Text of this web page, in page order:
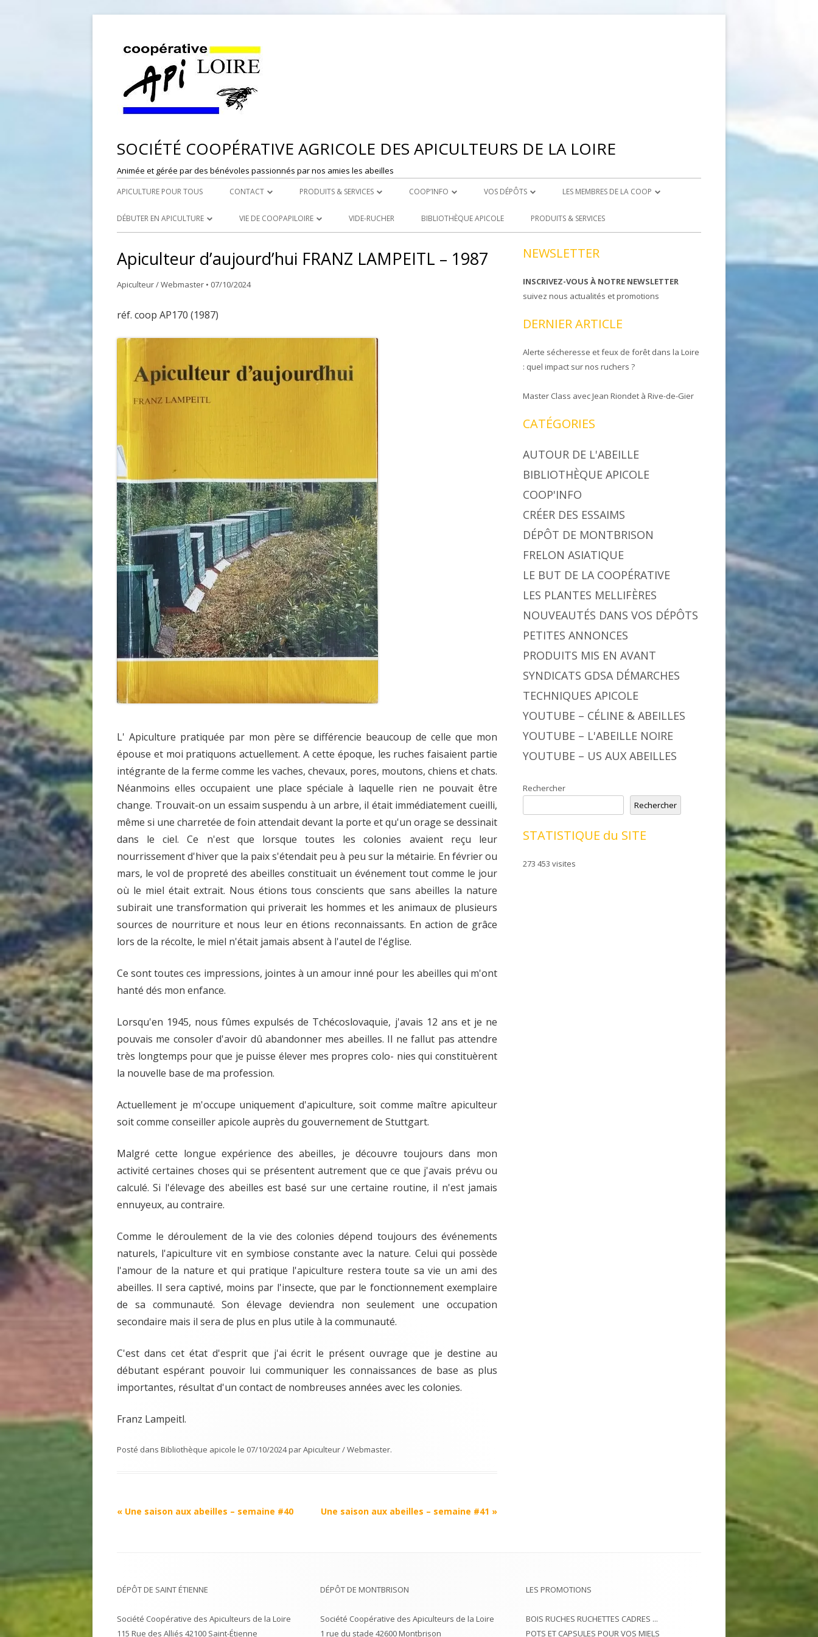
SOCIÉTÉ COOPÉRATIVE AGRICOLE DES APICULTEURS DE LA LOIRE
Animée et gérée par des bénévoles passionnés par nos amies les abeilles
APICULTURE POUR TOUS CONTACT
DÉPÔT DE MONTBRISON
PRODUITS & SERVICES
ROYAL CARE
COOP’INFO
DÉPOSER UNE ANNONCE
VOS DÉPÔTS
DEPOT DE ST ETIENNE
LES MEMBRES DE LA COOP
DEVENIR ADHÉRENT
DÉBUTER EN APICULTURE
LES RUCHERS ÉCOLES
MATÉRIEL POUR UNE PREMIÈRE
ACHAT VENTE ABEILLES
VIE DE COOPAPILOIRE VIDE-RUCHER BIBLIOTHÈQUE APICOLE PRODUITS & SERVICES
Apiculteur d’aujourd’hui FRANZ LAMPEITL – 1987
Apiculteur / Webmaster • 07/10/2024
réf. coop AP170 (1987)
L' Apiculture pratiquée par mon père se différencie beaucoup de celle que mon
épouse et moi pratiquons actuellement. A cette époque, les ruches faisaient partie
intégrante de la ferme comme les vaches, chevaux, pores, moutons, chiens et chats.
Néanmoins elles occupaient une place spéciale à laquelle rien ne pouvait être
change. Trouvait-on un essaim suspendu à un arbre, il était immédiatement cueilli,
même si une charretée de foin attendait devant la porte et qu'un orage se dessinait
dans le ciel. Ce n'est que lorsque toutes les colonies avaient reçu leur
nourrissement d'hiver que la paix s'étendait peu à peu sur la métairie. En février ou
mars, le vol de propreté des abeilles constituait un événement tout comme le jour
où le miel était extrait. Nous étions tous conscients que sans abeilles la nature
subirait une transformation qui priverait les hommes et les animaux de plusieurs
sources de nourriture et nous leur en étions reconnaissants. En action de grâce
lors de la récolte, le miel n'était jamais absent à l'autel de l'église.
Ce sont toutes ces impressions, jointes à un amour inné pour les abeilles qui m'ont
hanté dés mon enfance.
Lorsqu'en 1945, nous fûmes expulsés de Tchécoslovaquie, j'avais 12 ans et je ne
pouvais me consoler d'avoir dû abandonner mes abeilles. Il ne fallut pas attendre
très longtemps pour que je puisse élever mes propres colo- nies qui constituèrent
la nouvelle base de ma profession.
Actuellement je m'occupe uniquement d'apiculture, soit comme maître apiculteur
soit comme conseiller apicole auprès du gouvernement de Stuttgart.
Malgré cette longue expérience des abeilles, je découvre toujours dans mon
activité certaines choses qui se présentent autrement que ce que j'avais prévu ou
calculé. Si l'élevage des abeilles est basé sur une certaine routine, il n'est jamais
ennuyeux, au contraire.
Comme le déroulement de la vie des colonies dépend toujours des événements
naturels, l'apiculture vit en symbiose constante avec la nature. Celui qui possède
l'amour de la nature et qui pratique l'apiculture restera toute sa vie un ami des
abeilles. Il sera captivé, moins par l'insecte, que par le fonctionnement exemplaire
de sa communauté. Son élevage deviendra non seulement une occupation
secondaire mais il sera de plus en plus utile à la communauté.
C'est dans cet état d'esprit que j'ai écrit le présent ouvrage que je destine au
débutant espérant pouvoir lui communiquer les connaissances de base as plus
importantes, résultat d'un contact de nombreuses années avec les colonies.
Franz Lampeitl.
Posté dans Bibliothèque apicole le 07/10/2024parApiculteur / Webmaster.
Navigation
« Une saison aux abeilles – semaine #40 Une saison aux abeilles – semaine #41 »
NEWSLETTER
INSCRIVEZ-VOUS À NOTRE NEWSLETTER
suivez nous actualités et promotions
DERNIER ARTICLE
Alerte sécheresse et feux de forêt dans la Loire
: quel impact sur nos ruchers ?
Master Class avec Jean Riondet à Rive-de-Gier
CATÉGORIES
AUTOUR DE L'ABEILLE
BIBLIOTHÈQUE APICOLE
COOP'INFO
CRÉER DES ESSAIMS
DÉPÔT DE MONTBRISON
FRELON ASIATIQUE
LE BUT DE LA COOPÉRATIVE
LES PLANTES MELLIFÈRES
NOUVEAUTÉS DANS VOS DÉPÔTS
PETITES ANNONCES
PRODUITS MIS EN AVANT
SYNDICATS GDSA DÉMARCHES
TECHNIQUES APICOLE
YOUTUBE – CÉLINE & ABEILLES
YOUTUBE – L'ABEILLE NOIRE
YOUTUBE – US AUX ABEILLES
Rechercher
Rechercher
STATISTIQUE du SITE
273 453 visites
DÉPÔT DE SAINT ÉTIENNE
Société Coopérative des Apiculteurs de la Loire
115 Rue des Alliés 42100 Saint-Étienne
DÉPÔT DE MONTBRISON
Société Coopérative des Apiculteurs de la Loire
1 rue du stade 42600 Montbrison
LES PROMOTIONS
BOIS RUCHES RUCHETTES CADRES ...
POTS ET CAPSULES POUR VOS MIELS